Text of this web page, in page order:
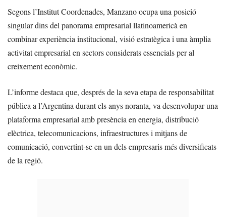
Segons l’Institut Coordenades, Manzano ocupa una posició
singular dins del panorama empresarial llatinoamericà en
combinar experiència institucional, visió estratègica i una àmplia
activitat empresarial en sectors considerats essencials per al
creixement econòmic.
L’informe destaca que, després de la seva etapa de responsabilitat
pública a l’Argentina durant els anys noranta, va desenvolupar una
plataforma empresarial amb presència en energia, distribució
elèctrica, telecomunicacions, infraestructures i mitjans de
comunicació, convertint-se en un dels empresaris més diversificats
de la regió.